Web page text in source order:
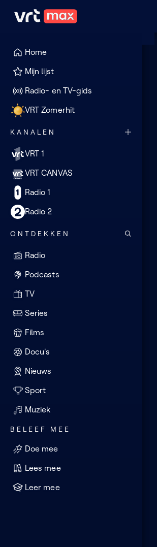
Naar hoofdinhoud
Home
Mijn lijst
Radio- en TV-gids
VRT Zomerhit
KANALEN
VRT 1
VRT CANVAS
Radio 1
Radio 2
ONTDEKKEN
Radio
Podcasts
TV
Series
Films
Docu's
Nieuws
Sport
Muziek
BELEEF MEE
Doe mee
Lees mee
Leer mee